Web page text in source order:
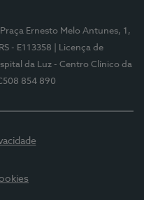
| Praça Ernesto Melo Antunes, 1,
- E113358
| Licença de
da Luz - Centro Clínico da
854 890